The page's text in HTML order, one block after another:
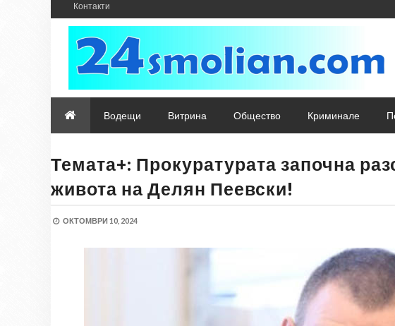
Контакти
Водещи Витрина Общество Криминале
Темата+: Прокуратурата започна
живота на Делян Пеевски!
ОКТОМВРИ 10, 2024